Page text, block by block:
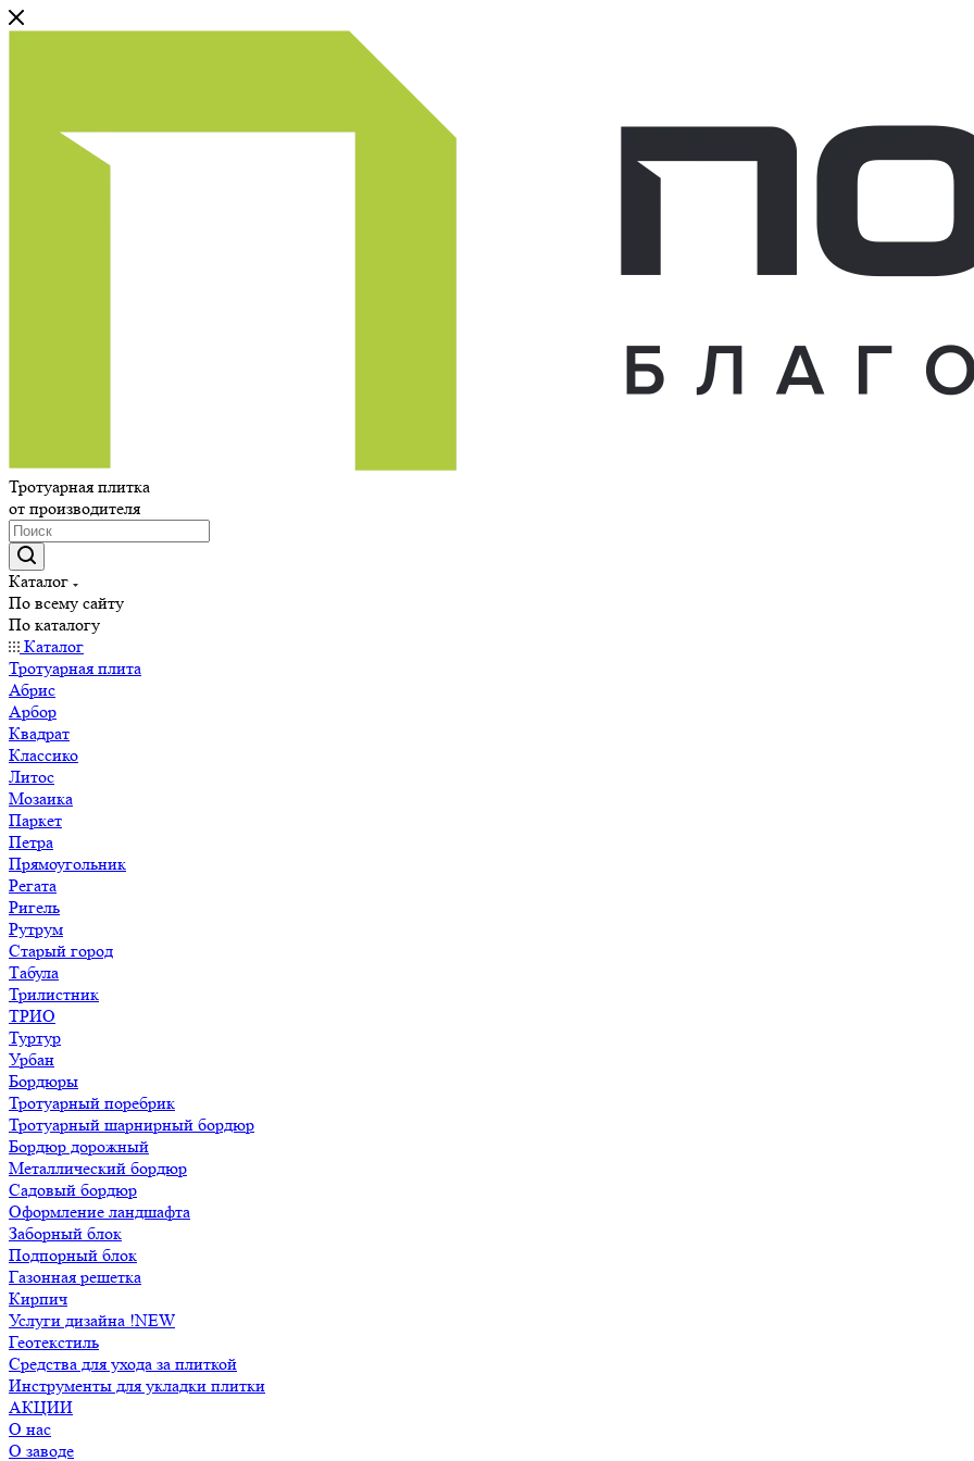
Тротуарная плитка
от производителя
Каталог
По всему сайту
По каталогу
Каталог
Тротуарная плита
Абрис
Арбор
Квадрат
Классико
Литос
Мозаика
Паркет
Петра
Прямоугольник
Регата
Ригель
Рутрум
Старый город
Табула
Трилистник
ТРИО
Туртур
Урбан
Бордюры
Тротуарный поребрик
Тротуарный шарнирный бордюр
Бордюр дорожный
Металлический бордюр
Садовый бордюр
Оформление ландшафта
Заборный блок
Подпорный блок
Газонная решетка
Кирпич
Услуги дизайна !NEW
Геотекстиль
Средства для ухода за плиткой
Инструменты для укладки плитки
АКЦИИ
О нас
О заводе